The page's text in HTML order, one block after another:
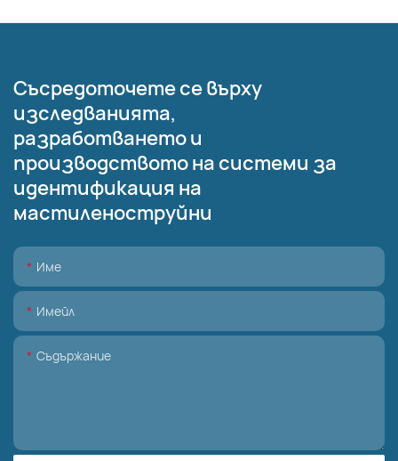
Съсредоточете се върху
изследванията,
разработването и
производството на системи за
идентификация на
мастиленоструйни
Име
Имейл
Съдържание